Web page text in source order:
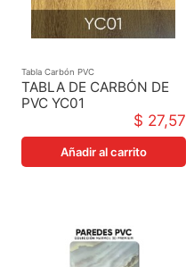
Tabla Carbón PVC
TABLA DE CARBÓN DE
PVC YC01
1220X2800X5MM$ 27,57
Añadir al carrito